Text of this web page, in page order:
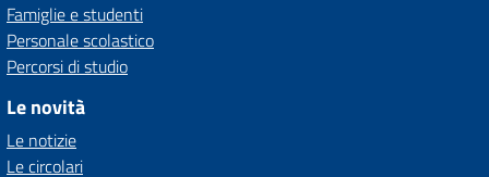
Famiglie e studenti
Personale scolastico
Percorsi di studio
Le novità
Le notizie
Le circolari